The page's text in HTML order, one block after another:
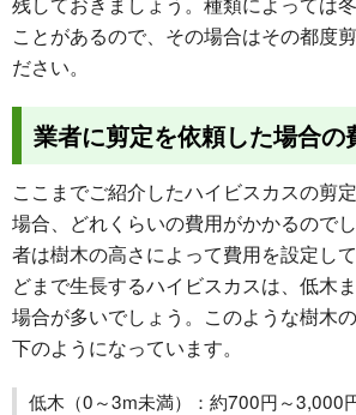
ことがあるので、その場合はその都度
ださい。
業者に剪定を依頼した場合の
ここまでご紹介したハイビスカスの剪
場合、どれくらいの費用がかかるので
者は樹木の高さによって費用を設定し
どまで生長するハイビスカスは、低木
場合が多いでしょう。このような樹木
下のようになっています。
低木（0～3m未満）：約700円～3,000